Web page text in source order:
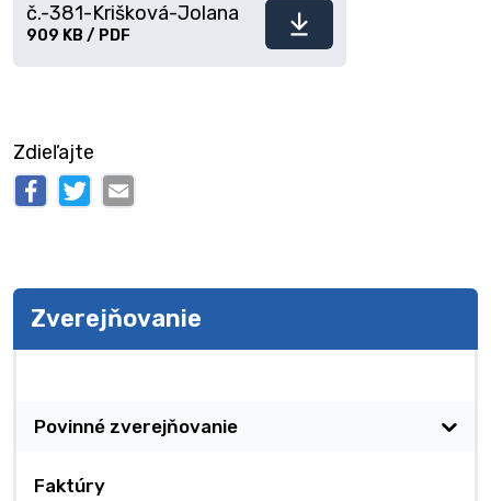
Stiahnuť
č.-381-Krišková-Jolana
909 KB / PDF
Zdieľajte
Zverejňovanie
Povinné zverejňovanie
Faktúry